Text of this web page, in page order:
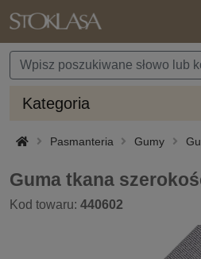
Kategoria
Pasmanteria Gumy
Guma tkana
Kod towaru: 440602